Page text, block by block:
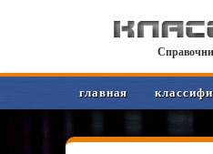
главная